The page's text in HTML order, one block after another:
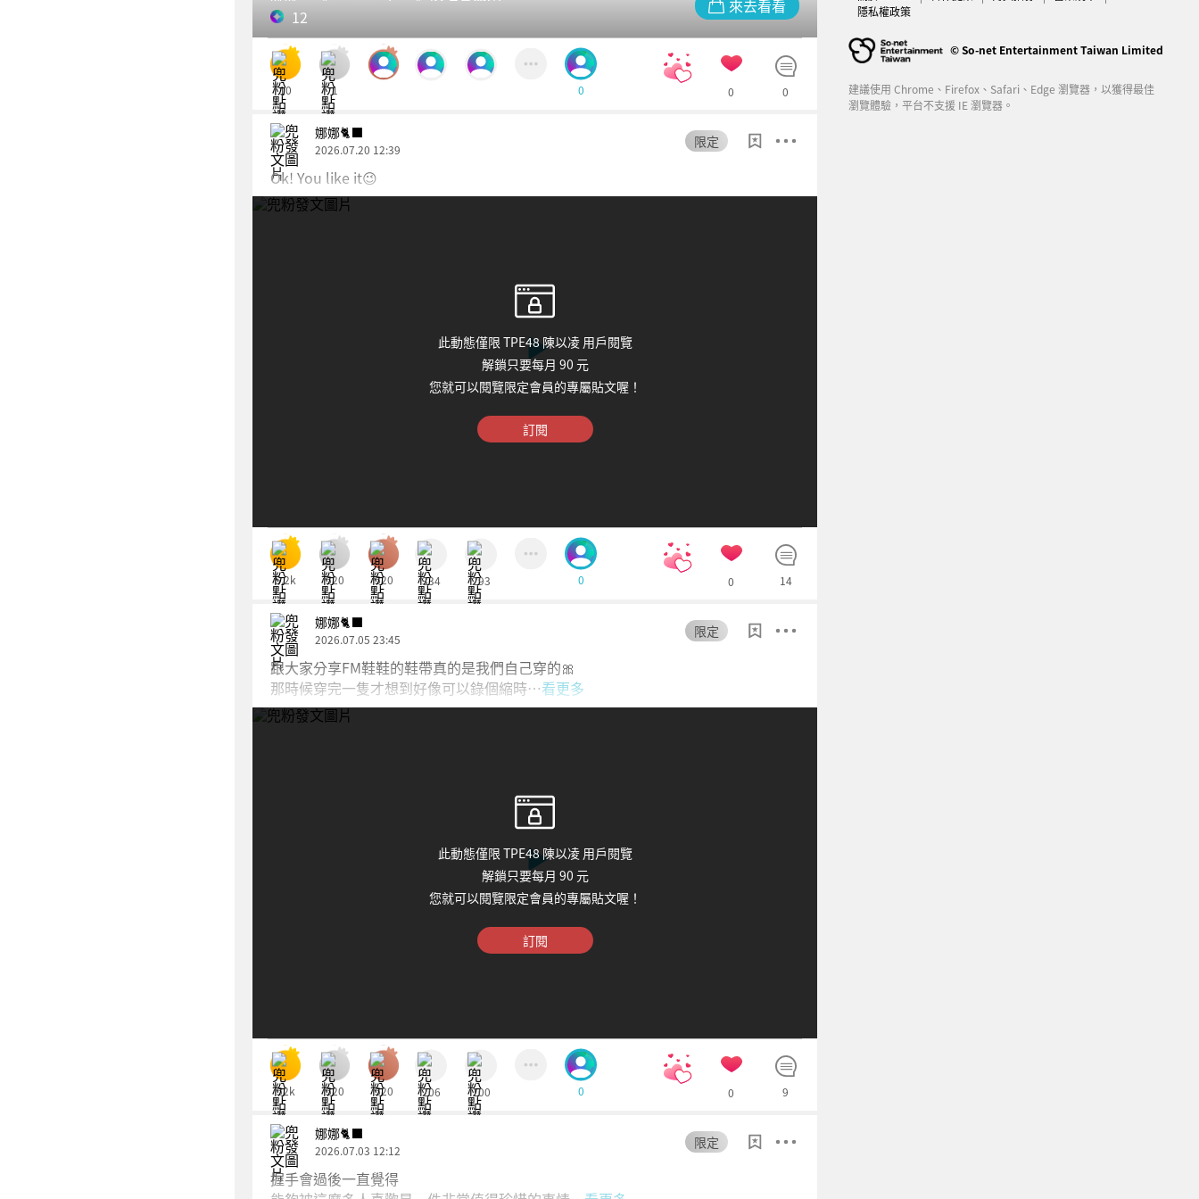
心花怒放
想讓偶像第一眼就看見您嗎？
只要使用
2pt 兜幣，
立刻為您增加1,000個愛心！
12
來去看看
10 1 0 0 0
娜娜🐈‍⬛
2026.07.20 12:39 限定
Ok! You like it😉
此動態僅限 TPE48 陳以凌 用戶閱覽
解鎖只要每月 90 元
您就可以閱覽限定會員的專屬貼文喔！
訂閱
5.2k 520 520 334 293 0 0 14
娜娜🐈‍⬛
2026.07.05 23:45 限定
跟大家分享FM鞋鞋的鞋帶真的是我們自己穿的🎀
那時候穿完一隻才想到好像可以錄個縮時…看更多
此動態僅限 TPE48 陳以凌 用戶閱覽
解鎖只要每月 90 元
您就可以閱覽限定會員的專屬貼文喔！
訂閱
52k 520 520 206 100 0 0 9
娜娜🐈‍⬛
2026.07.03 12:12 限定
握手會過後一直覺得
隱私權政策
© So-net Entertainment Taiwan Limited
建議使用 Chrome、Firefox、Safari、Edge 瀏覽器，以獲得最佳
瀏覽體驗，平台不支援 IE 瀏覽器。